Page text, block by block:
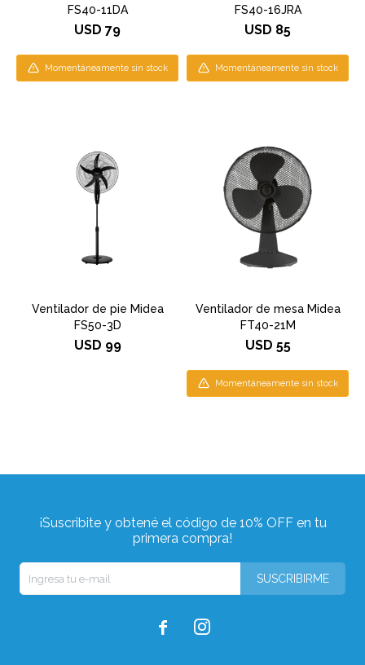
FS40-11DA
USD 79
Momentáneamente sin stock
FS40-16JRA
USD 85
Momentáneamente sin stock
Ventilador de pie Midea
FS50-3D
USD 99
Ventilador de mesa Midea
FT40-21M
USD 55
Momentáneamente sin stock
¡Suscribite y obtené el código de 10% OFF en tu
primera compra!
SUSCRIBIRME
 